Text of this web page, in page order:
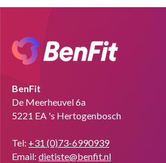
BenFit
De Meerheuvel 6a
5221 EA 's Hertogenbosch
Tel: +31 (0)73-6990939
Email: dietiste@benfit.nl